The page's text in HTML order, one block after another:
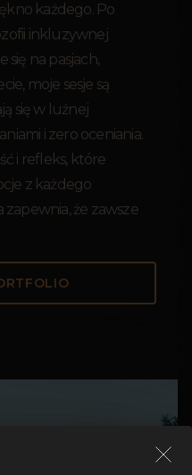
każdego. Po
inkluzywnej
na pasjach,
moje sesje są
się w luźnej
i zero oceniania.
i refleks, które
z każdego
że zawsze